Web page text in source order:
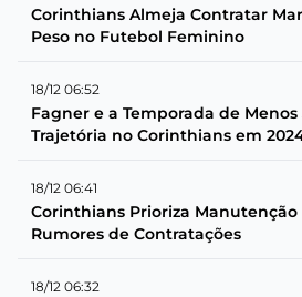
Corinthians Almeja Contratar
Peso no Futebol Feminino
18/12 06:52
Fagner e a Temporada de Menos
Trajetória no Corinthians em
18/12 06:41
Corinthians Prioriza Manutenção
Rumores de Contratações
18/12 06:32